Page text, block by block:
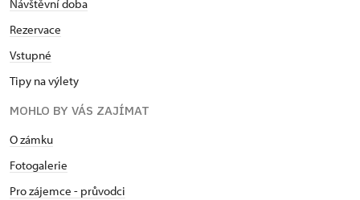
Návštěvní doba
Rezervace
Vstupné
Tipy na výlety
MOHLO BY VÁS ZAJÍMAT
O zámku
Fotogalerie
Pro zájemce - průvodci